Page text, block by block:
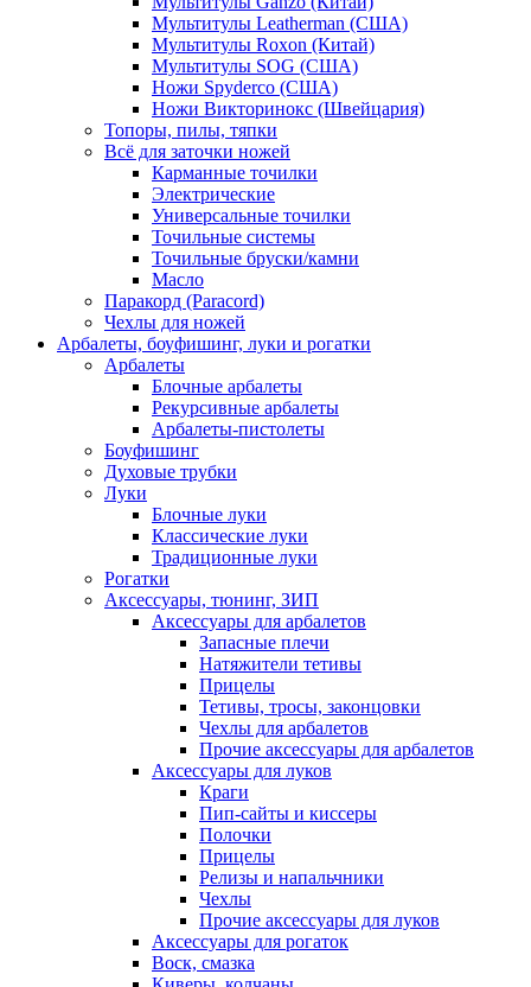
Мультитулы Leatherman (США)
Мультитулы Roxon (Китай)
Мультитулы SOG (США)
Ножи Spyderco (США)
Ножи Викторинокс (Швейцария)
Топоры, пилы, тяпки
Всё для заточки ножей
Карманные точилки
Электрические
Универсальные точилки
Точильные системы
Точильные бруски/камни
Масло
Паракорд (Paracord)
Чехлы для ножей
Арбалеты, боуфишинг, луки и рогатки
Арбалеты
Блочные арбалеты
Рекурсивные арбалеты
Арбалеты-пистолеты
Боуфишинг
Духовые трубки
Луки
Блочные луки
Классические луки
Традиционные луки
Рогатки
Аксессуары, тюнинг, ЗИП
Аксессуары для арбалетов
Запасные плечи
Натяжители тетивы
Прицелы
Тетивы, тросы, законцовки
Чехлы для арбалетов
Прочие аксессуары для арбалетов
Аксессуары для луков
Краги
Пип-сайты и киссеры
Полочки
Прицелы
Релизы и напальчники
Чехлы
Прочие аксессуары для луков
Аксессуары для рогаток
Воск, смазка